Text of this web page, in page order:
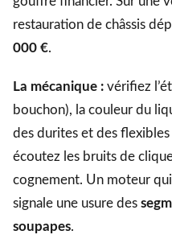
restauration de châssis
000 €.
La mécanique : vérifiez
bouchon), la couleur du
des durites et des
écoutez les bruits de
cognement. Un moteur
signale une usure des
soupapes.